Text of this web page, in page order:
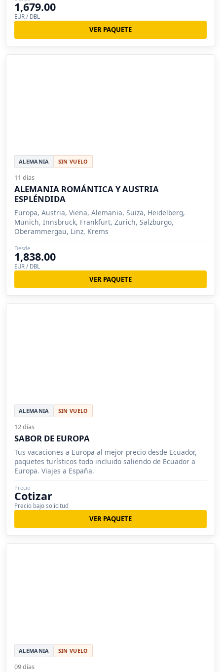
1,679.00
EUR / DBL
VER PAQUETE
ALEMANIA SIN VUELO
11 días
ALEMANIA ROMÁNTICA Y AUSTRIA
ESPLÉNDIDA
Europa, Austria, Viena, Alemania, Suiza, Heidelberg,
Munich, Innsbruck, Frankfurt, Zurich, Salzburgo,
Oberammergau, Linz, Krems
Desde
1,838.00
EUR / DBL
VER PAQUETE
ALEMANIA SIN VUELO
12 días
SABOR DE EUROPA
Tus vacaciones a Europa al mejor precio desde Ecuador,
paquetes turísticos todo incluido saliendo de Ecuador a
Europa. Viajes a España.
Precio
Cotizar
Precio bajo solicitud
VER PAQUETE
ALEMANIA SIN VUELO
09 días